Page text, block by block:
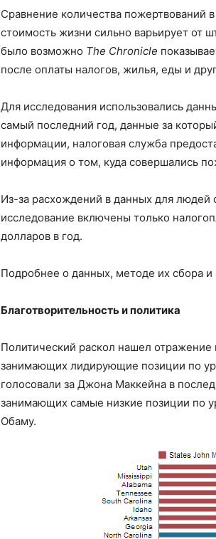
Сравнение количества пожертвований
стоимость жизни сильно варьирует от
было возможно The Chronicle
после оплаты налогов, жилья, еды и
Для исследования использовались
самый последний год, данные за
информации, налоговая служба
информация о том, куда совершались
Из-за расхождений в данных для людей
исследование включены только
долларов в год.
Подробнее о данных, методе их сбора
Благотворительность и политика
Политический раскол нашел отражение
занимающих лидирующие позиции по
голосовали за Джона Маккейна в
занимающих самые низкие позиции по
Обаму.